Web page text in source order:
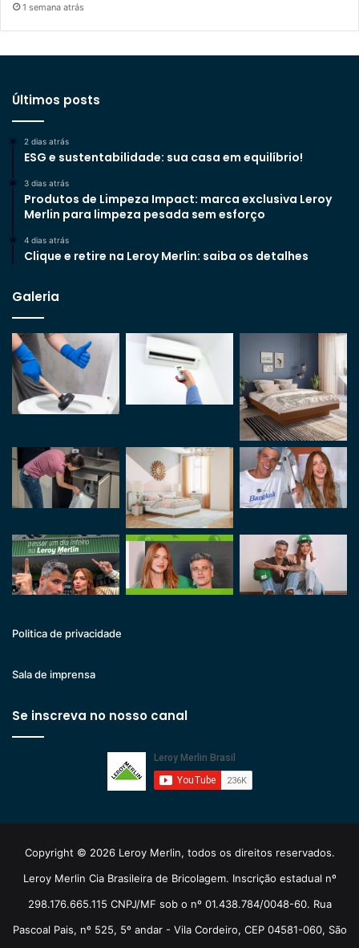
1 semana atrás
Últimos posts
2 dias atrás
ESG e sustentabilidade: sua casa em equilíbrio!
3 dias atrás
Produtos de Limpeza Impact: marca exclusiva Leroy
Merlin para limpeza pesada sem esforço
4 dias atrás
Clique e retire na Leroy Merlin: saiba os detalhes
Galeria
Politica de privacidade
Sala de imprensa
Se inscreva no nosso canal
Copyright © 2026 Leroy Merlin, todos os direitos reservados.
Leroy Merlin Cia Brasileira de Bricolagem. Inscrição estadual nº
298.176.665.115 CNPJ/MF sob o nº 01.438.784/0048-60. Rua
Pascoal Pais, nº 525, 5º andar - Vila Cordeiro, CEP 04581-060, São